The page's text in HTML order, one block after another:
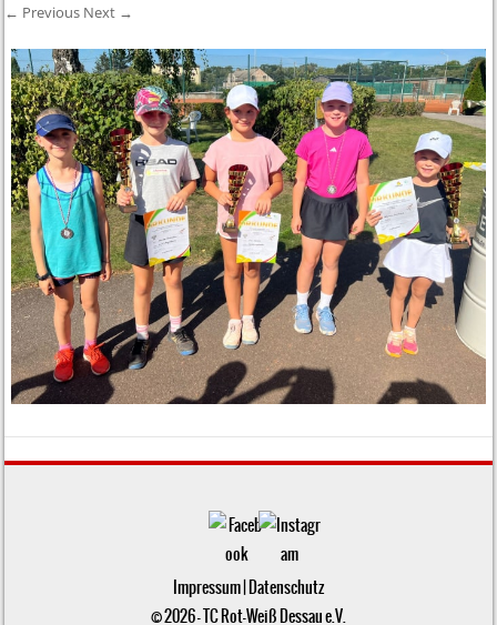
← Previous Next →
Impressum|Datenschutz
© 2026 - TC Rot-Weiß Dessau e.V.